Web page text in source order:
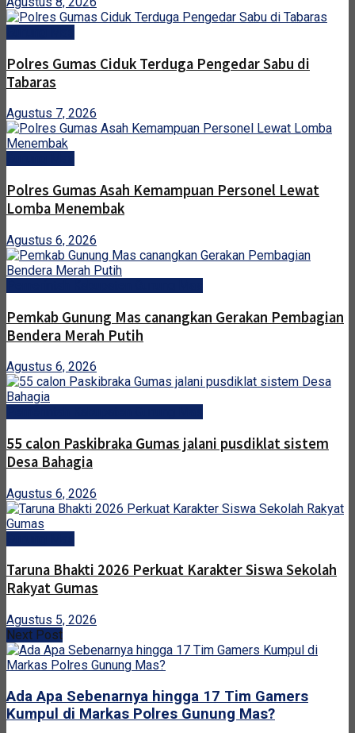
Polres Gumas Ciduk Terduga Pengedar Sabu di
Tabaras
Agustus 7, 2026
Polres Gumas Asah Kemampuan Personel Lewat
Lomba Menembak
Agustus 6, 2026
Pemkab Gunung Mas canangkan Gerakan Pembagian
Bendera Merah Putih
Agustus 6, 2026
55 calon Paskibraka Gumas jalani pusdiklat sistem
Desa Bahagia
Agustus 6, 2026
Taruna Bhakti 2026 Perkuat Karakter Siswa Sekolah
Rakyat Gumas
Agustus 5, 2026
Next Post
Ada Apa Sebenarnya hingga 17 Tim Gamers
Kumpul di Markas Polres Gunung Mas?